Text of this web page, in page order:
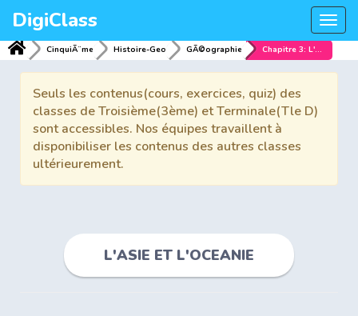
DigiClass
CinquiÃ¨me Histoire-Geo GÃ©ographie Chapitre 3: L'ASIE ET L'OCEANIE
Seuls les contenus(cours, exercices, quiz) des
classes de Troisième(3ème) et Terminale(Tle D)
sont accessibles. Nos équipes travaillent à
disponibiliser les contenus des autres classes
ultérieurement.
L'ASIE ET L'OCEANIE